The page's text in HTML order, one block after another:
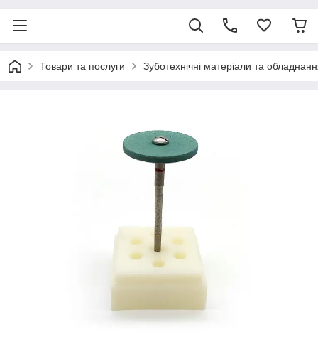
Товари та послуги Зуботехнічні матеріали та